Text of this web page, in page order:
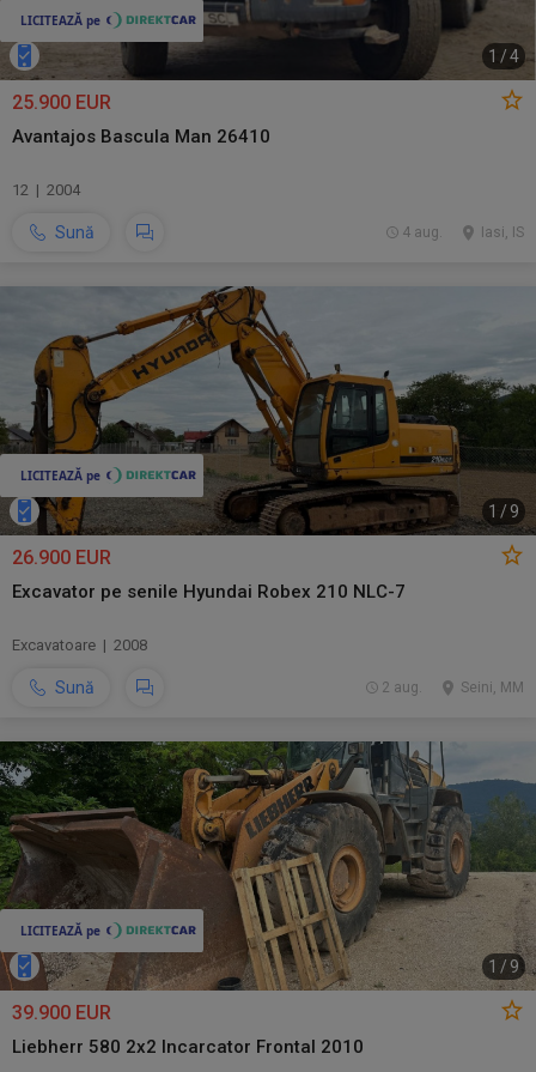
1 /4
25.900 EUR
Avantajos Bascula Man 26410
12 | 2004
Sună Iasi, IS
4 aug.
1 /9
26.900 EUR
Excavator pe senile Hyundai Robex 210 NLC-7
Excavatoare | 2008
Sună Seini, MM
2 aug.
1 /9
39.900 EUR
Liebherr 580 2x2 Incarcator Frontal 2010